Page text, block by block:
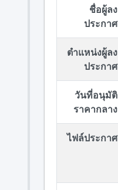
ชื่อผู้ลง
ประกาศ
ตำแหน่งผู้ลง
ประกาศ
วันที่อนุมัติ
ราคากลาง
ไฟล์ประกาศ